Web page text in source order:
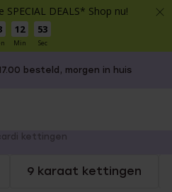
DEALS* Shop nu!
12
Min
53
Sec
besteld, morgen in huis
kettingen
9 karaat kettingen